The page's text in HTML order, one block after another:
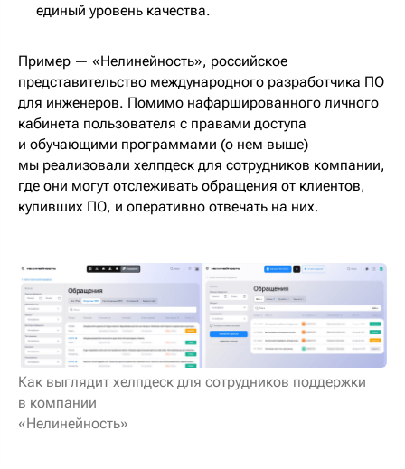
единый уровень качества.
Пример — «Нелинейность», российское
представительство международного разработчика ПО
для инженеров. Помимо нафаршированного личного
кабинета пользователя с правами доступа
и обучающими программами (о нем выше)
мы реализовали хелпдеск для сотрудников компании,
где они могут отслеживать обращения от клиентов,
купивших ПО, и оперативно отвечать на них.
Как выглядит хелпдеск для сотрудников поддержки
в компании
«Нелинейность»